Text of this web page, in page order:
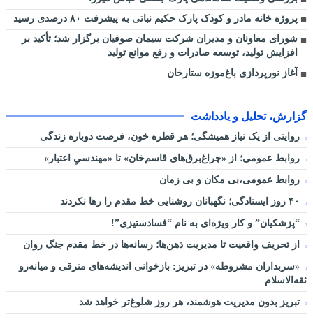
پروژه خانه مادر و کودک پارک حکیم نباتی به پیشرفت ۸۰ درصدی رسید
شورای معاونان و مدیران شرکت سیمان صوفیان برگزار شد؛ تأکید بر
افزایش تولید، توسعه صادرات و رفع موانع تولید
آغاز نورپردازی باغ‌موزه ستارخان
گزارش، تحلیل و یادداشت
روایتی از یک نیاز همیشگی؛ هر قطره خون، فرصت دوباره زندگی
روابط عمومی؛ از «چراغ‌برق‌های قاسم‌خان» تا «مهندسیِ اعتبار»
روابط عمومی،بی مکان و بی زمان
“پزشکیان” و کار ویژه‌ای به نام “فسادستیزی”!
از تحریف واقعیت تا مدیریت ذهن‌ها؛ رسانه‌ها در خط مقدم جنگ روان
«سربداران مشروطه» در تبریز: بازخوانی اندیشه‌های مترقی و میانه‌رو
ثقه‌الاسلام
تبریز بدون مدیریت هوشمند، هر روز شلوغ‌تر خواهد شد